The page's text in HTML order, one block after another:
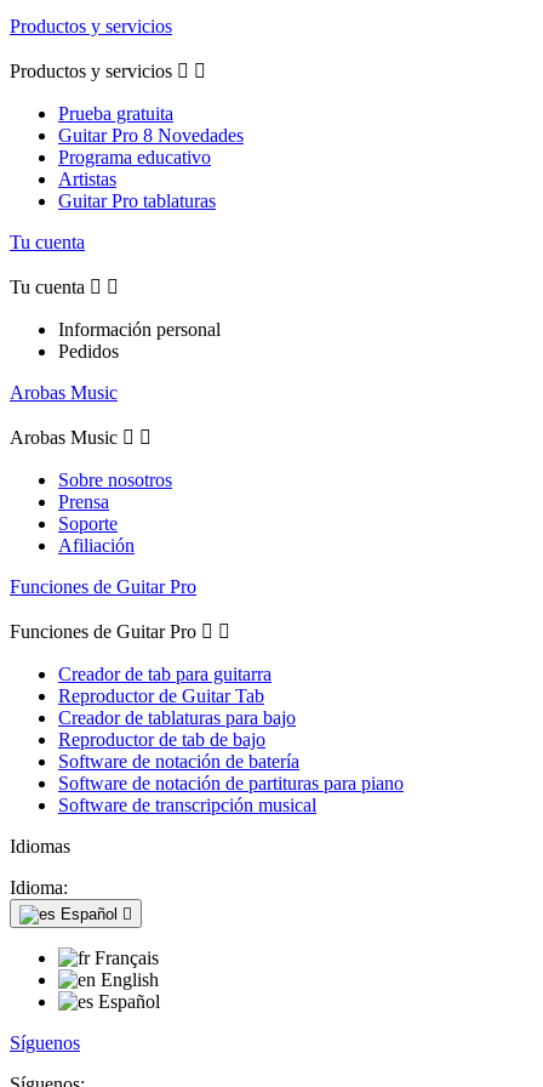
Productos y servicios
Productos y servicios  
Prueba gratuita
Guitar Pro 8 Novedades
Programa educativo
Artistas
Guitar Pro tablaturas
Tu cuenta
Tu cuenta  
Información personal
Pedidos
Arobas Music
Arobas Music  
Sobre nosotros
Prensa
Soporte
Afiliación
Funciones de Guitar Pro
Funciones de Guitar Pro  
Creador de tab para guitarra
Reproductor de Guitar Tab
Creador de tablaturas para bajo
Reproductor de tab de bajo
Software de notación de batería
Software de notación de partituras para piano
Software de transcripción musical
Idiomas
Idioma:
Español 
Français
English
Español
Síguenos